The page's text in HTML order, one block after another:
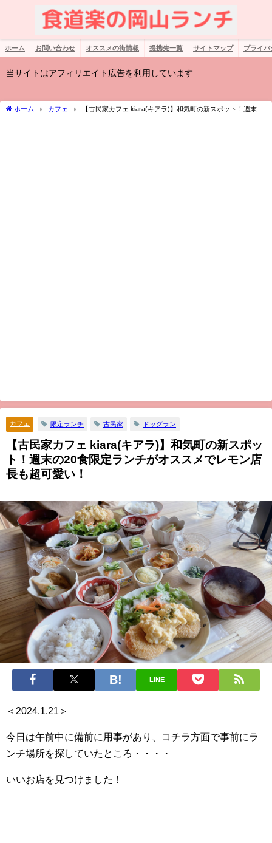
ホーム お問い合わせ オススメの街情報 提携先一覧 サイトマップ プライ
当サイトはアフィリエイト広告を利用しています
ホーム カフェ
【古民家カフェ kiara(キアラ)】和気町の新スポット！週末の
カフェ 限定ランチ 古民家 ドッグラン
【古民家カフェ kiara(キアラ)】和気町の新スポッ
ト！週末の20食限定ランチがオススメでレモン店
長も超可愛い！
LINE
＜2024.1.21＞
今日は午前中に備前に用事があり、コチラ方面で事前にラ
ンチ場所を探していたところ・・・・
いいお店を見つけました！